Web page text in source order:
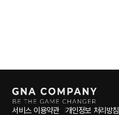
서비스 이용약관 개인정보 처리방침